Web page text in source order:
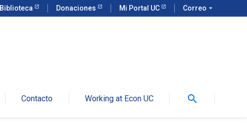
Biblioteca Donaciones Mi Portal UC Correo arrow_drop_down
Contacto Working at Econ UC search